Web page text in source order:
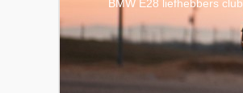
BMW E28 liefhebbers club